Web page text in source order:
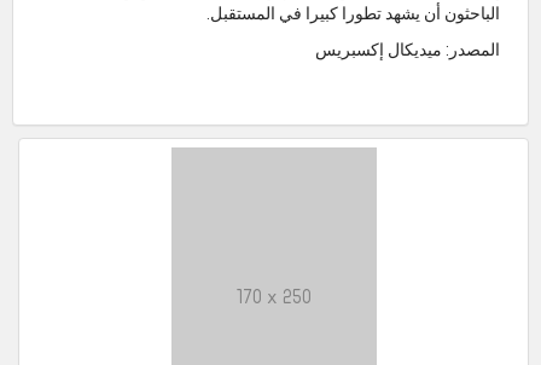
الباحثون أن يشهد تطورا كبيرا في المستقبل.
المصدر: ميديكال إكسبريس
170 x 250